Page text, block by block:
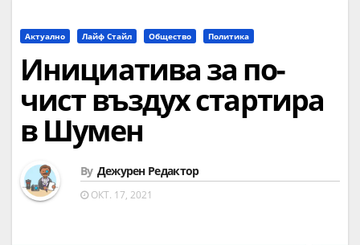
Актуално Лайф Стайл Общество Политика
Инициатива за по-
чист въздух стартира
в Шумен
By Дежурен Редактор
ОКТ. 17, 2021